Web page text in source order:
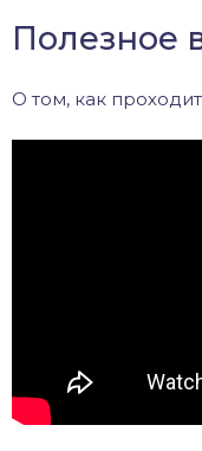
Полезное
О том, как